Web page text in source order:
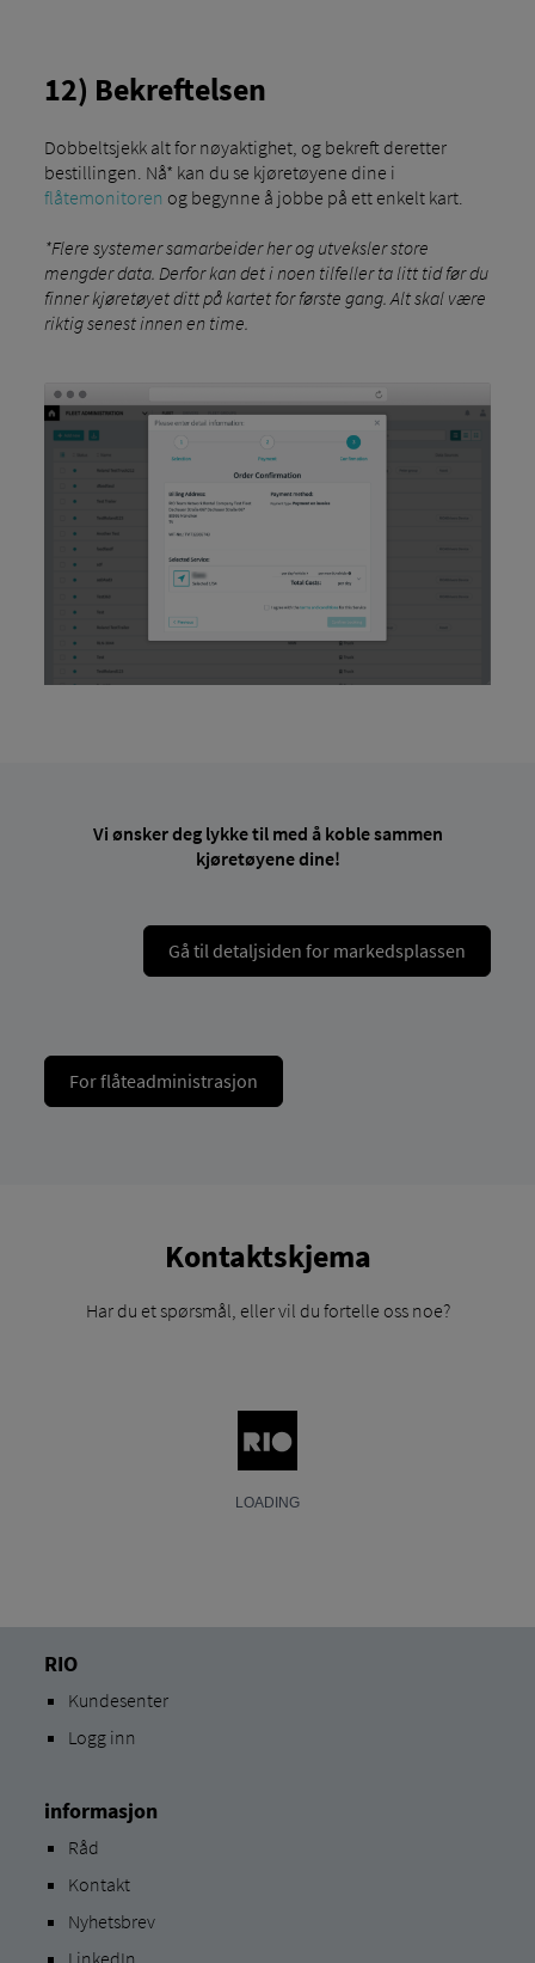
12) Bekreftelsen
Dobbeltsjekk alt for nøyaktighet, og bekreft deretter
bestillingen. Nå* kan du se kjøretøyene dine i
flåtemonitoren og begynne å jobbe på ett enkelt kart.
*Flere systemer samarbeider her og utveksler store
mengder data. Derfor kan det i noen tilfeller ta litt tid før du
finner kjøretøyet ditt på kartet for første gang. Alt skal være
riktig senest innen en time.
Vi ønsker deg lykke til med å koble sammen
kjøretøyene dine!
Gå til detaljsiden for markedsplassen
For flåteadministrasjon
Kontaktskjema
Har du et spørsmål, eller vil du fortelle oss noe?
RIO
Kundesenter
Logg inn
informasjon
Råd
Kontakt
Nyhetsbrev